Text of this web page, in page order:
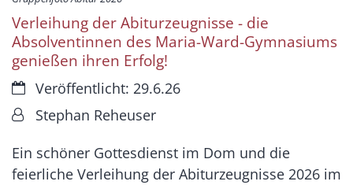
Verleihung der Abiturzeugnisse - die
Absolventinnen des Maria-Ward-Gymnasiums
genießen ihren Erfolg!
Datum:Veröffentlicht: 29.6.26
Von:Stephan Reheuser
Ein schöner Gottesdienst im Dom und die
feierliche Verleihung der Abiturzeugnisse 2026 im